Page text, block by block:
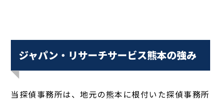
ジャパン・リサーチサービス熊本の強み
当探偵事務所は、地元の熊本に根付いた探偵事務所